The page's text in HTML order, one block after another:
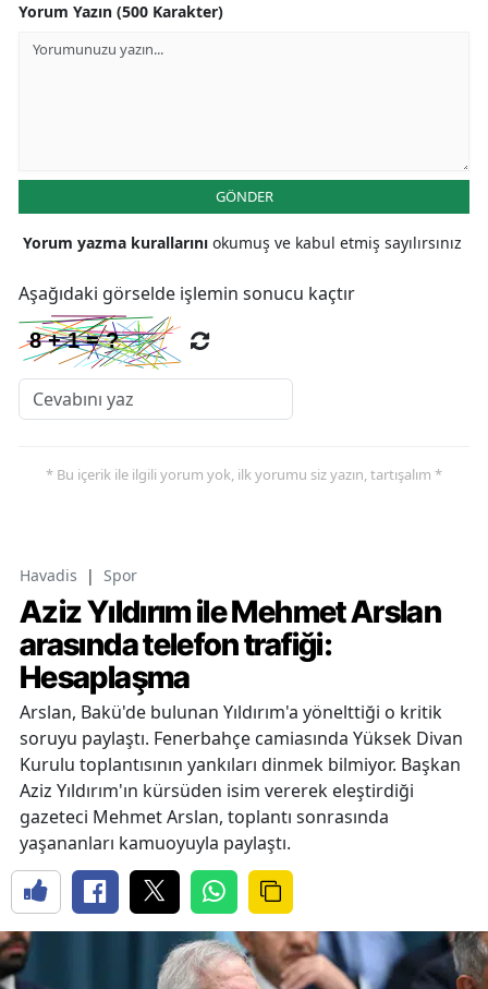
Yorum Yazın (500 Karakter)
GÖNDER
Yorum yazma kurallarını okumuş ve kabul etmiş sayılırsınız
Aşağıdaki görselde işlemin sonucu kaçtır
* Bu içerik ile ilgili yorum yok, ilk yorumu siz yazın, tartışalım *
Havadis | Spor
Aziz Yıldırım ile Mehmet Arslan
arasında telefon trafiği:
Hesaplaşma
Arslan, Bakü'de bulunan Yıldırım'a yönelttiği o kritik
soruyu paylaştı. Fenerbahçe camiasında Yüksek Divan
Kurulu toplantısının yankıları dinmek bilmiyor. Başkan
Aziz Yıldırım'ın kürsüden isim vererek eleştirdiği
gazeteci Mehmet Arslan, toplantı sonrasında
yaşananları kamuoyuyla paylaştı.